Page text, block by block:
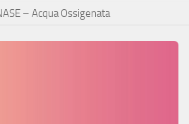
– Acqua Ossigenata